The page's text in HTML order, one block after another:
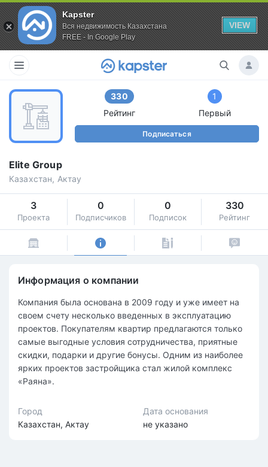
Kapster
Вся недвижимость Казахстана
FREE - In Google Play
VIEW
330
Рейтинг
1
Первый
Подписаться
Elite Group
Казахстан, Актау
3
Проекта
0
Подписчиков
0
Подписок
330
Рейтинг
Информация о компании
Компания была основана в 2009 году и уже имеет на
своем счету несколько введенных в эксплуатацию
проектов. Покупателям квартир предлагаются только
самые выгодные условия сотрудничества, приятные
скидки, подарки и другие бонусы. Одним из наиболее
ярких проектов застройщика стал жилой комплекс
«Раяна».
Город
Казахстан, Актау
Дата основания
не указано